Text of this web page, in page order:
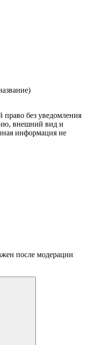
право без уведомления
внешний вид и
информация не
после модерации